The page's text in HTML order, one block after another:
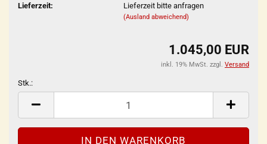
Lieferzeit:
Lieferzeit bitte anfragen
(Ausland abweichend)
1.045,00 EUR
inkl. 19% MwSt. zzgl. Versand
Stk.:
Stk.